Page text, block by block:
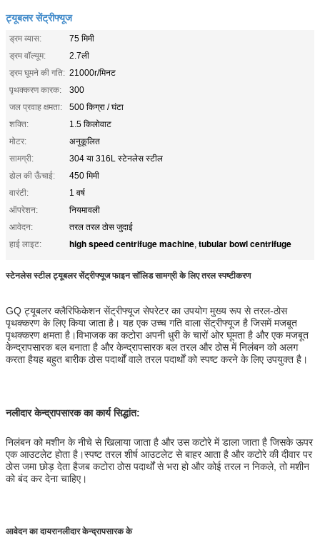
ट्यूबलर सेंट्रीफ्यूज
ड्रम व्यास:
75 मिमी
ड्रम वॉल्यूम:
2.7ली
ड्रम घूमने की गति: 21000r/मिनट
पृथक्करण कारक:
300
जल प्रवाह क्षमता:
500 किग्रा / घंटा
शक्ति:
1.5 किलोवाट
मोटर:
अनुकूलित
सामग्री:
304 या 316L स्टेनलेस स्टील
ढोल की ऊँचाई:
450 मिमी
वारंटी:
1 वर्ष
ऑपरेशन:
नियमावली
आवेदन:
तरल तरल ठोस जुदाई
हाई लाइट:
high speed centrifuge machine, tubular bowl centrifuge
स्टेनलेस स्टील ट्यूबलर सेंट्रीफ्यूज फाइन सॉलिड सामग्री के लिए तरल स्पष्टीकरण
GQ ट्यूबलर क्लैरिफिकेशन सेंट्रीफ्यूज सेपरेटर का उपयोग मुख्य रूप से तरल-ठोस
पृथक्करण के लिए किया जाता है। यह एक उच्च गति वाला सेंट्रीफ्यूज है जिसमें मजबूत
पृथक्करण क्षमता है।विभाजक का कटोरा अपनी धुरी के चारों ओर घूमता है और एक मजबूत
केन्द्रापसारक बल बनाता है और केन्द्रापसारक बल तरल और ठोस में निलंबन को अलग
करता हैयह बहुत बारीक ठोस पदार्थों वाले तरल पदार्थों को स्पष्ट करने के लिए उपयुक्त है।
नलीदार केन्द्रापसारक का कार्य सिद्धांत:
निलंबन को मशीन के नीचे से खिलाया जाता है और उस कटोरे में डाला जाता है जिसके ऊपर
एक आउटलेट होता है।स्पष्ट तरल शीर्ष आउटलेट से बाहर आता है और कटोरे की दीवार पर
ठोस जमा छोड़ देता हैजब कटोरा ठोस पदार्थों से भरा हो और कोई तरल न निकले, तो मशीन
को बंद कर देना चाहिए।
आवेदन का दायरानलीदार केन्द्रापसारक के